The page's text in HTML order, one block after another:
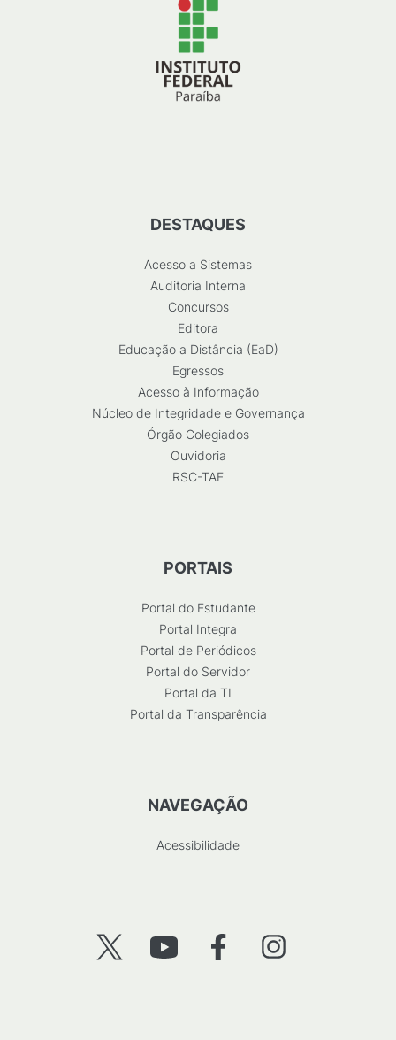
DESTAQUES
Acesso a Sistemas
Auditoria Interna
Concursos
Editora
Educação a Distância (EaD)
Egressos
Acesso à Informação
Núcleo de Integridade e Governança
Órgão Colegiados
Ouvidoria
RSC-TAE
PORTAIS
Portal do Estudante
Portal Integra
Portal de Periódicos
Portal do Servidor
Portal da TI
Portal da Transparência
NAVEGAÇÃO
Acessibilidade